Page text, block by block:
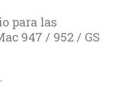
para las
947 / 952 / GS